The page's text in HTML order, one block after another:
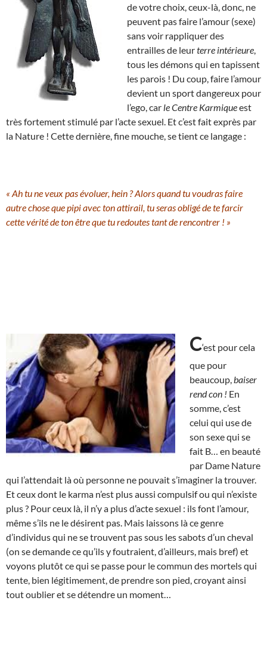
de votre choix, ceux-là, donc, ne
peuvent pas faire l’amour (sexe)
sans voir rappliquer des
entrailles de leurterre intérieure
tous les démons qui en tapissent
les parois ! Du coup, faire l’amour
devient un sport dangereux pour
l’ego, car le Centre Karmiqueest
très fortement stimulé par l’acte sexuel. Et c’est fait exprès par
la Nature ! Cette dernière, fine mouche, se tient ce langage :
« Ah tu ne veux pas évoluer, hein ? Alors quand tu voudras faire
autre chose que pipi avec ton attirail, tu seras obligé de te farcir
cette vérité de ton être que tu redoutes tant de rencontrer ! »
C‘est pour cela
que pour
beaucoup, baiser
rend con ! En
somme, c’est
celui qui use de
son sexe qui se
fait B… en beauté
par Dame Nature
qui l’attendait là où personne ne pouvait s’imaginer la trouver.
Et ceux dont le karma n’est plus aussi compulsif ou qui n’existe
plus ? Pour ceux là, il n’y a plus d’acte sexuel : ils font l’amour,
même s’ils ne le désirent pas. Mais laissons là ce genre
d’individus qui ne se trouvent pas sous les sabots d’un cheval
(on se demande ce qu’ils y foutraient, d’ailleurs, mais bref) et
voyons plutôt ce qui se passe pour le commun des mortels qui
tente, bien légitimement, de prendre son pied, croyant ainsi
tout oublier et se détendre un moment…